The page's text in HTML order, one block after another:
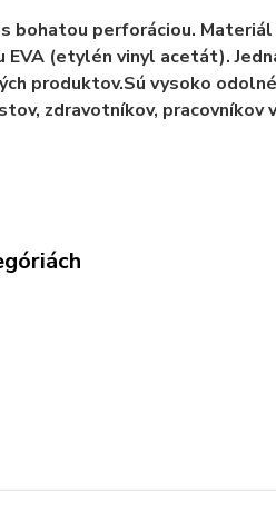
bohatou perforáciou.
(etylén vinyl acetát).
produktov.Sú vysoko
zdravotníkov, pracovníkov